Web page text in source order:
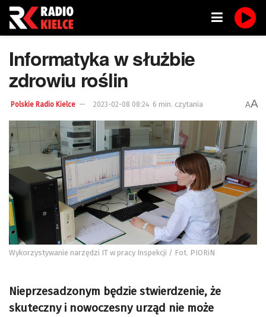
Informatyka w służbie
zdrowiu roślin
Polskie Radio Kielce 2023-02-08 08:24 6 min. czytania AA
Wykorzystywanie narzędzi IT w pracy Inspekcji / Fot. PIORiN
Nieprzesadzonym będzie stwierdzenie, że
skuteczny i nowoczesny urząd nie może